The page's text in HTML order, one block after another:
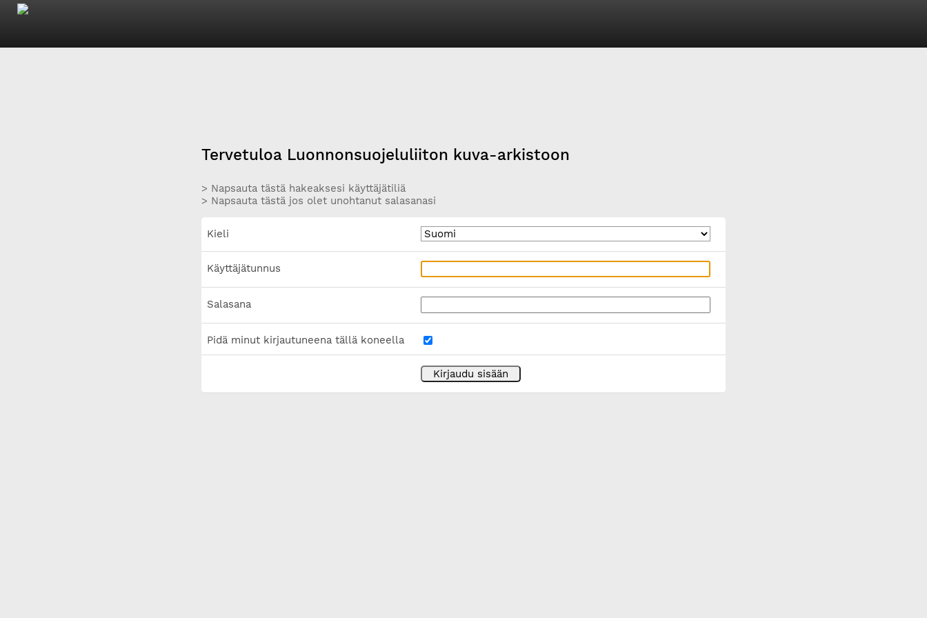
Tervetuloa Luonnonsuojeluliiton kuva-arkistoon
> Napsauta tästä hakeaksesi käyttäjätiliä
> Napsauta tästä jos olet unohtanut salasanasi
Kieli
Käyttäjätunnus
Salasana
Pidä minut kirjautuneena tällä koneella